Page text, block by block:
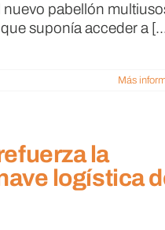
pabellón
suponía acceder a
Más
la
logística